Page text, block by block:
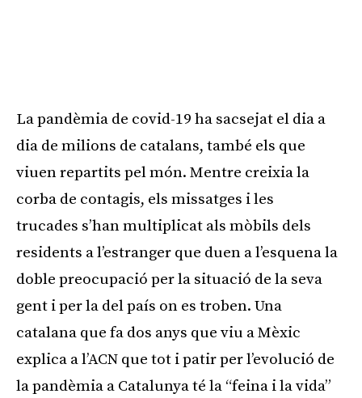
La pandèmia de covid-19 ha sacsejat el dia a
dia de milions de catalans, també els que
viuen repartits pel món. Mentre creixia la
corba de contagis, els missatges i les
trucades s’han multiplicat als mòbils dels
residents a l’estranger que duen a l’esquena la
doble preocupació per la situació de la seva
gent i per la del país on es troben. Una
catalana que fa dos anys que viu a Mèxic
explica a l’ACN que tot i patir per l’evolució de
la pandèmia a Catalunya té la “feina i la vida”